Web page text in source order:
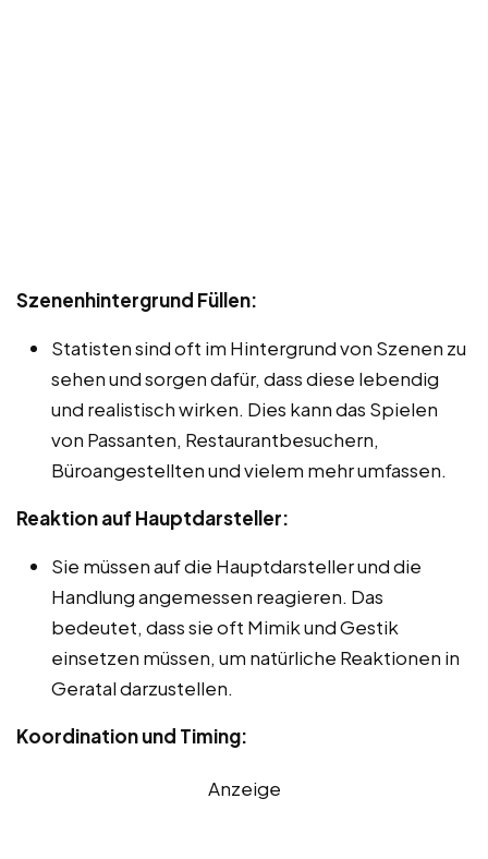
Szenenhintergrund Füllen:
Statisten sind oft im Hintergrund von Szenen zu
sehen und sorgen dafür, dass diese lebendig
und realistisch wirken. Dies kann das Spielen
von Passanten, Restaurantbesuchern,
Büroangestellten und vielem mehr umfassen.
Reaktion auf Hauptdarsteller:
Sie müssen auf die Hauptdarsteller und die
Handlung angemessen reagieren. Das
bedeutet, dass sie oft Mimik und Gestik
einsetzen müssen, um natürliche Reaktionen in
Geratal darzustellen.
Koordination und Timing:
Anzeige